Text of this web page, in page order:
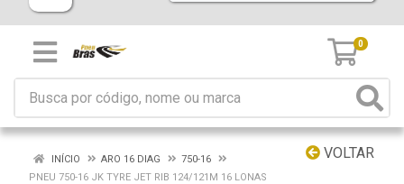
0
VOLTAR
INÍCIO ARO 16 DIAG
750-16
PNEU 750-16 JK TYRE JET RIB 124/121M 16 LONAS